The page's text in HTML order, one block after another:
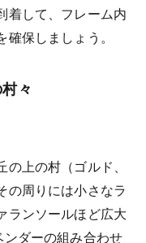
着して、フレーム内
保しましょう。
々
上の村（ゴルド、
の周りには小さなラ
ランソールほど広大
ダーの組み合わせ